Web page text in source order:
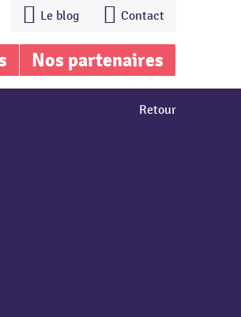
Le blog Contact
Nos partenaires
Retour